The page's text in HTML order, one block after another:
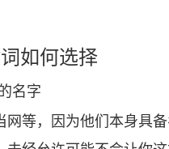
如何选择
名字
，因为他们本身具备